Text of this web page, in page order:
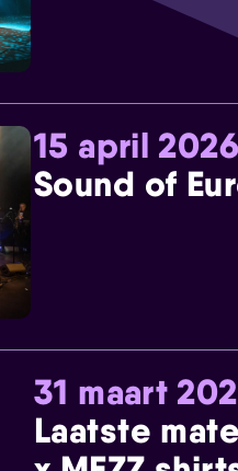
15 april 2026
Sound of
31 maart
Laatste